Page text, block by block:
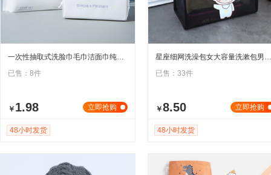
一次性抽取式洗脸巾毛巾洁面巾纯棉擦脸巾美容院棉柔巾厂家批发
已售：8件
立即抢购
￥ 1.98
48小时发货
星座细网洗澡包女大容量洗漱包男士洗澡篮手提化妆包可折叠浴兜包
已售：33件
立即抢购
￥8.50
48小时发货